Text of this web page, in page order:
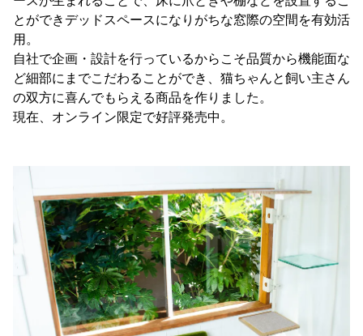
とができデッドスペースになりがちな窓際の空間を有効活
用。
自社で企画・設計を行っているからこそ品質から機能面な
ど細部にまでこだわることができ、猫ちゃんと飼い主さん
の双方に喜んでもらえる商品を作りました。
現在、オンライン限定で好評発売中。